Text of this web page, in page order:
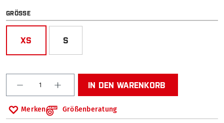
GRÖSSE AUSWÄHLEN
XS S
Produkt Anzahl: Gib den gewünschten Wert ein
IN DEN WARENKORB
Merken Größenberatung